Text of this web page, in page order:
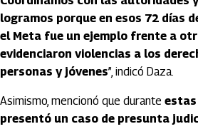
logramos porque en esos 72 días
el Meta fue un ejemplo frente a
evidenciaron violencias a los
personas y jóvenes”, indicó Daza.
Asimismo, mencionó que durante
presentó un caso de presunta